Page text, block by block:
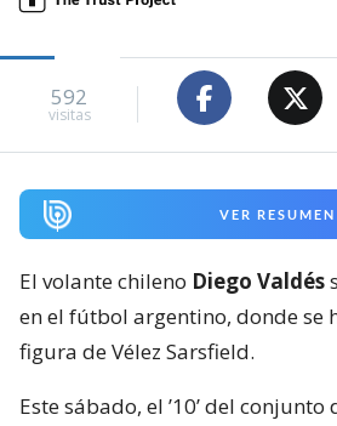
592
visitas
VER RESUMEN
El volante chileno Diego Valdés
en el fútbol argentino, donde se
figura de Vélez Sarsfield.
Este sábado, el ’10’ del